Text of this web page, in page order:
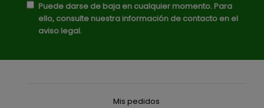
Puede darse de baja en cualquier momento. Para
ello, consulte nuestra información de contacto en el
aviso legal.
Mis pedidos